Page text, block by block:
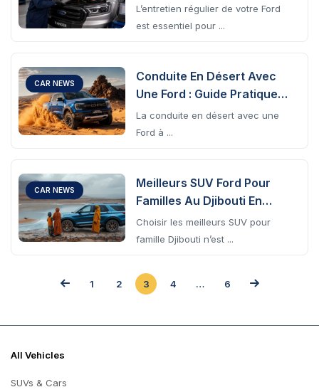
Centres À Djibouti
L’entretien régulier de votre Ford
est essentiel pour ...
CAR NEWS
Conduite En Désert Avec
Une Ford : Guide Pratique
Djibouti
La conduite en désert avec une
Ford à ...
CAR NEWS
Meilleurs SUV Ford Pour
Familles Au Djibouti En
2025
Choisir les meilleurs SUV pour
famille Djibouti n’est ...
1 2 3 4 … 6
All Vehicles
SUVs & Cars